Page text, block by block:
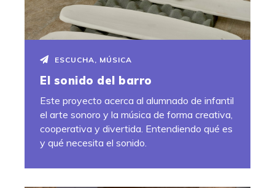
ESCUCHA MÚSICA
El sonido del barro
Este proyecto acerca al alumnado de infantil
el arte sonoro y la música de forma creativa,
cooperativa y divertida. Entendiendo qué es
y qué necesita el sonido.